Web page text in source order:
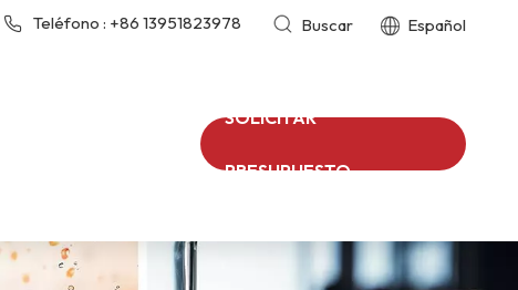
Teléfono : +86 13951823978 Buscar Español
SOLICITAR
PRESUPUESTO